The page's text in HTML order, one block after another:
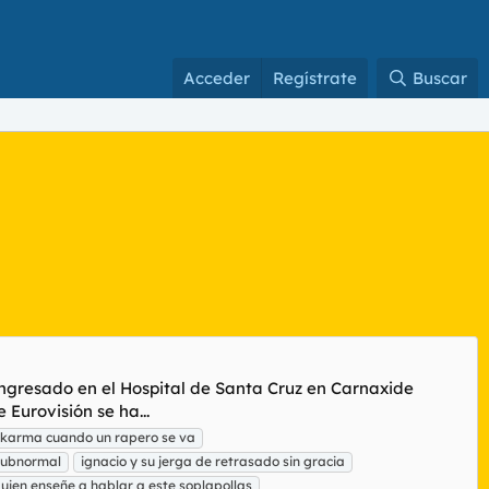
Acceder Regístrate Buscar
en el Hospital de Santa Cruz en Carnaxide
se ha...
cuando un rapero se va
ignacio y su jerga de retrasado sin gracia
enseñe a hablar a este soplapollas